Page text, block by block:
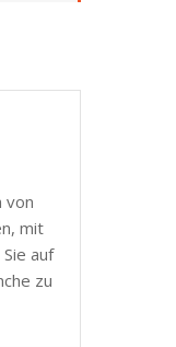
von
mit
auf
zu